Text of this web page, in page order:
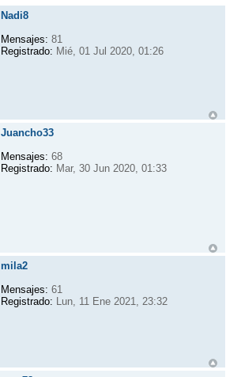
Nadi8
Mensajes: 81
Registrado: Mié, 01 Jul 2020, 01:26
Juancho33
Mensajes: 68
Registrado: Mar, 30 Jun 2020, 01:33
mila2
Mensajes: 61
Registrado: Lun, 11 Ene 2021, 23:32